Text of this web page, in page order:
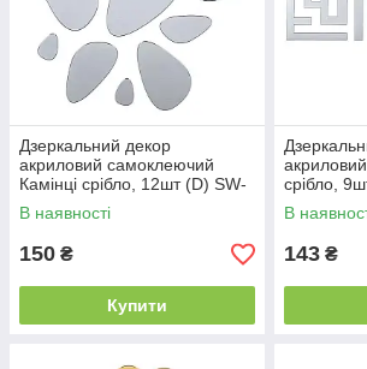
Дзеркальний декор
акриловий самоклеючий
Камінці срібло, 12шт (D) SW-
00002496
В наявності
150 ₴
Купити
срібло,
В
143 ₴